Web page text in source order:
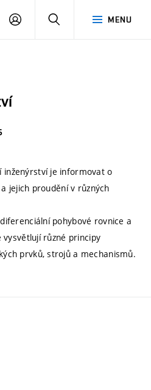
MENU
PŘIHLÁSIT
inženýrství je informovat o
jejich proudění v různých
pohybové rovnice a
vysvětlují různé principy
prvků, strojů a mechanismů.